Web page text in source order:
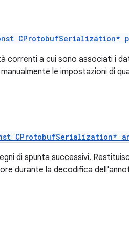
CProtobufSerialization*
correnti a cui sono associati i
le impostazioni di
CProtobufSerialization*
di spunta successivi.
durante la decodifica